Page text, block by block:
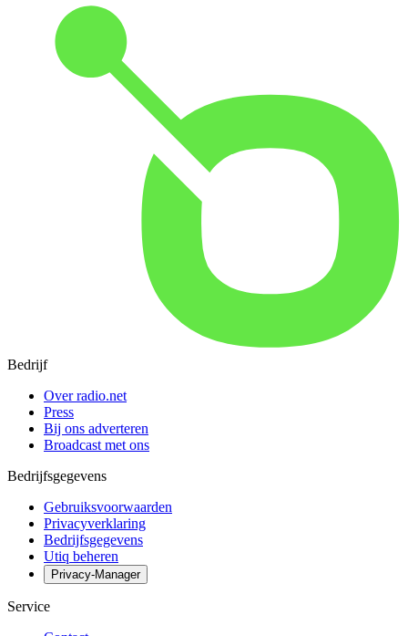
Bedrijf
Over radio.net
Press
Bij ons adverteren
Broadcast met ons
Bedrijfsgegevens
Gebruiksvoorwaarden
Privacyverklaring
Bedrijfsgegevens
Utiq beheren
Privacy-Manager
Service